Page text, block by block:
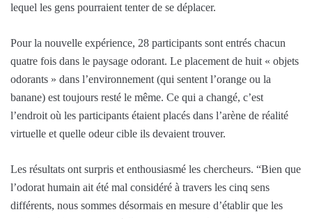
lequel les gens pourraient tenter de se déplacer.
Pour la nouvelle expérience, 28 participants sont entrés chacun
quatre fois dans le paysage odorant. Le placement de huit « objets
odorants » dans l’environnement (qui sentent l’orange ou la
banane) est toujours resté le même. Ce qui a changé, c’est
l’endroit où les participants étaient placés dans l’arène de réalité
virtuelle et quelle odeur cible ils devaient trouver.
Les résultats ont surpris et enthousiasmé les chercheurs. “Bien que
l’odorat humain ait été mal considéré à travers les cinq sens
différents, nous sommes désormais en mesure d’établir que les